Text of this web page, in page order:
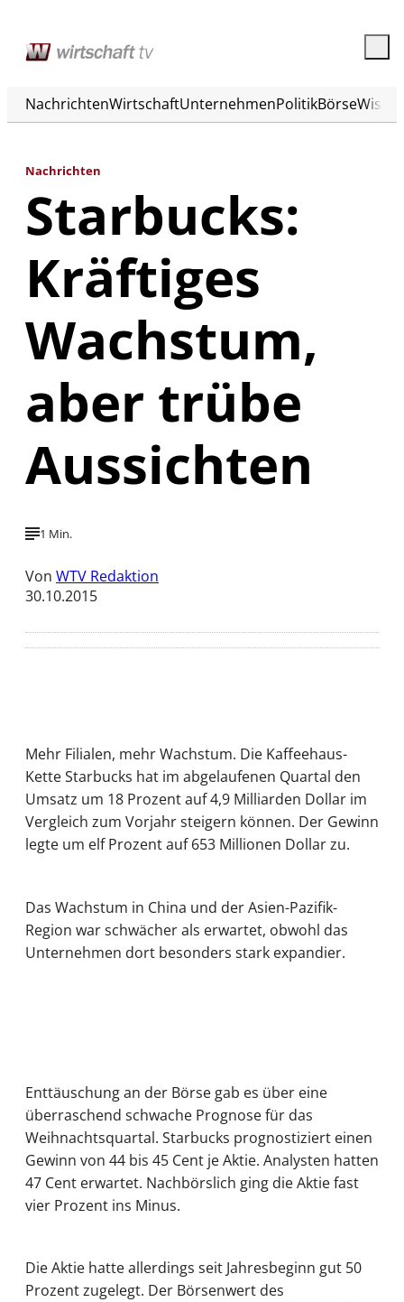
NachrichtenWirtschaftUnternehmenPolitikBörse
Nachrichten
Starbucks:
Kräftiges
Wachstum,
aber trübe
Aussichten
1 Min.
Von WTV Redaktion
30.10.2015
Mehr Filialen, mehr Wachstum. Die Kaffeehaus-
Kette Starbucks hat im abgelaufenen Quartal den
Umsatz um 18 Prozent auf 4,9 Milliarden Dollar im
Vergleich zum Vorjahr steigern können. Der Gewinn
legte um elf Prozent auf 653 Millionen Dollar zu.
Das Wachstum in China und der Asien-Pazifik-
Region war schwächer als erwartet, obwohl das
Unternehmen dort besonders stark expandier.
Enttäuschung an der Börse gab es über eine
überraschend schwache Prognose für das
Weihnachtsquartal. Starbucks prognostiziert einen
Gewinn von 44 bis 45 Cent je Aktie. Analysten hatten
47 Cent erwartet. Nachbörslich ging die Aktie fast
vier Prozent ins Minus.
Die Aktie hatte allerdings seit Jahresbeginn gut 50
Prozent zugelegt. Der Börsenwert des